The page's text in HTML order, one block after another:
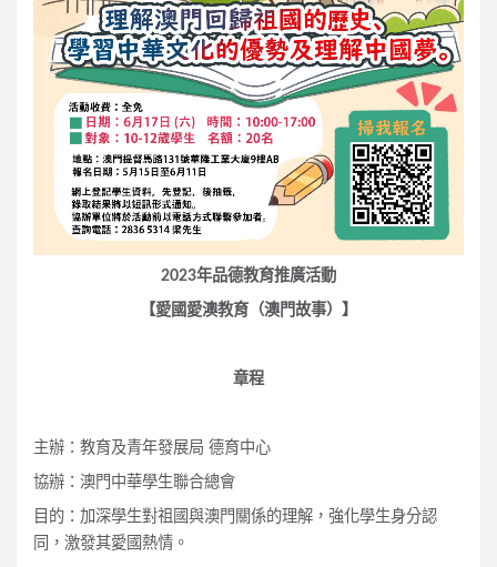
2023年品德教育推廣活動
【愛國愛澳教育（澳門故事）】
章程
主辦：教育及青年發展局 德育中心
協辦：澳門中華學生聯合總會
目的：加深學生對祖國與澳門關係的理解，強化學生身分認
同，激發其愛國熱情。